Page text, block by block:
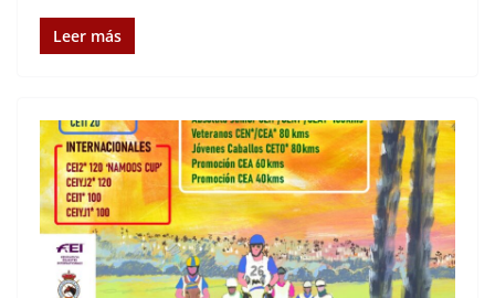
a
c
b
o
o
k
w
it
r dI
n
st a
rt
ir
Leer más